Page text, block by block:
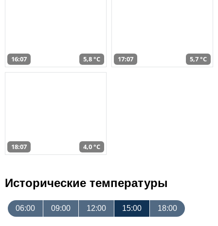
16:07 5,8 °C 17:07 5,7 °C
18:07 4,0 °C
Исторические температуры
06:00 09:00 12:00 15:00 18:00